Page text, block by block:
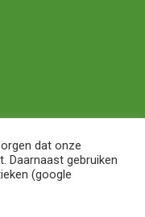
Privacy Statement|
dat onze
Daarnaast gebruiken
(google